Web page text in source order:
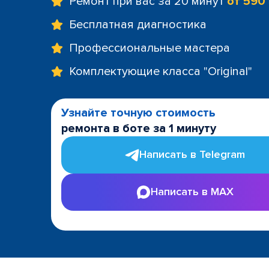
Бесплатная диагностика
Профессиональные мастера
Комплектующие класса "Original"
Узнайте точную стоимость
ремонта в боте за 1 минуту
Написать в Telegram
Написать в MAX